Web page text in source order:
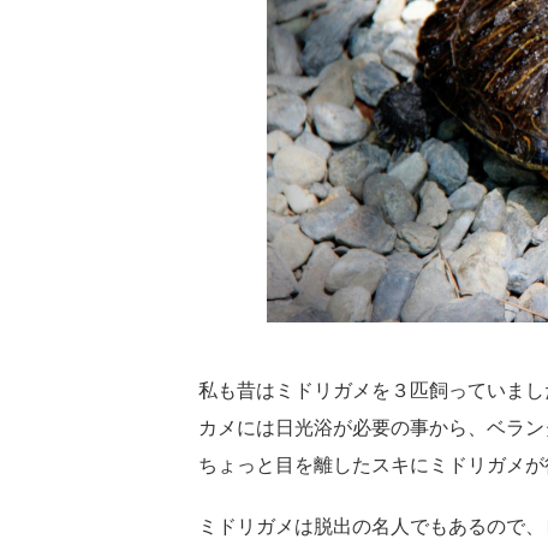
私も昔はミドリガメを３匹飼っていまし
カメには日光浴が必要の事から、ベラン
ちょっと目を離したスキにミドリガメ
ミドリガメは脱出の名人でもあるので